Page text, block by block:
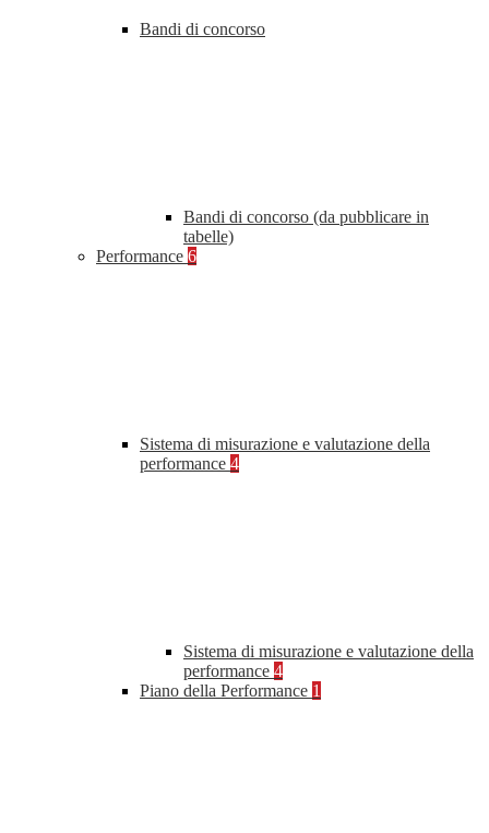
Bandi di concorso
Bandi di concorso (da pubblicare in
tabelle)
Performance 6
Sistema di misurazione e valutazione della
performance 4
Sistema di misurazione e valutazione della
performance 4
Piano della Performance 1